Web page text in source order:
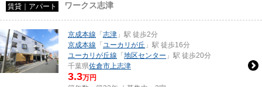
賃貸｜アパート ワークス志津
京成本線 「 志津 」駅 徒歩2分
京成本線 「 ユーカリが丘 」駅 徒歩16分
ユーカリが丘線 「 地区センター 」駅 徒歩20分
千葉県佐倉市上志津
3.3万円